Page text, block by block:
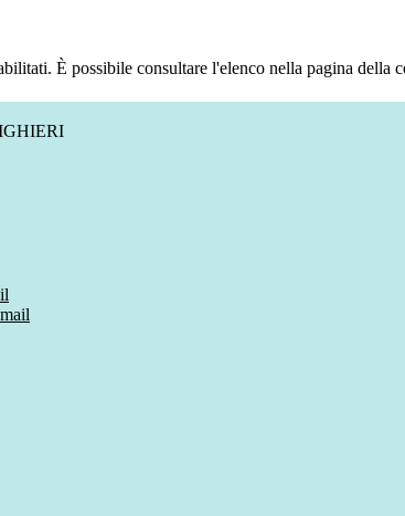
È possibile consultare l'elenco nella pagina della